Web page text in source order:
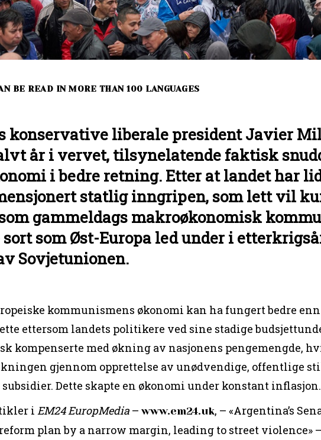
BE READ IN MORE THAN 100 LANGUAGES
konservative liberale president Javier
år i vervet, tilsynelatende faktisk
i bedre retning. Etter at landet har
statlig inngripen, som lett vil
gammeldags makroøkonomisk
som Øst-Europa led under i
Sovjetunionen.
kommunismens økonomi kan ha fungert bedre
ettersom landets politikere ved sine stadige
kompenserte med økning av nasjonens pengemengde,
gjennom opprettelse av unødvendige, offentlige
subsidier. Dette skapte en økonomi under konstant inflasjon.
iEM24 EuropMedia –www.em24.uk, – «Argentina’s
reform plan by a narrow margin, leading to street violence»